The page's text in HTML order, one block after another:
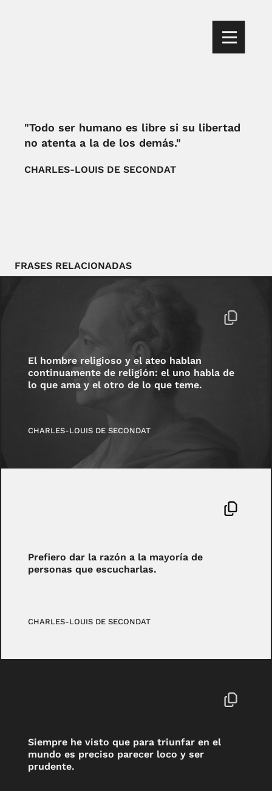
"Todo ser humano es libre si su libertad
no atenta a la de los demás."
CHARLES-LOUIS DE SECONDAT
FRASES RELACIONADAS
El hombre religioso y el ateo hablan
continuamente de religión: el uno habla de
lo que ama y el otro de lo que teme.
CHARLES-LOUIS DE SECONDAT
Prefiero dar la razón a la mayoría de
personas que escucharlas.
CHARLES-LOUIS DE SECONDAT
Siempre he visto que para triunfar en el
mundo es preciso parecer loco y ser
prudente.